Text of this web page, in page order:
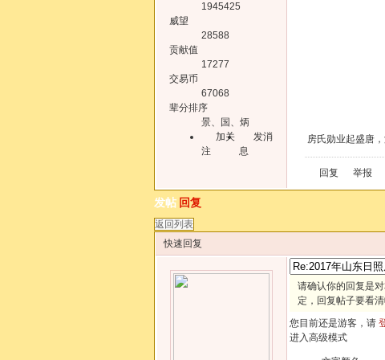
1945425
威望
28588
贡献值
17277
交易币
67068
辈分排序
景、国、炳
加关
注
发消
息
房氏勋业起盛唐
回复 举报
发帖 回复
返回列表
快速回复
请确认你的回复是
定，回复帖子要看
您目前还是游客，请
进入高级模式